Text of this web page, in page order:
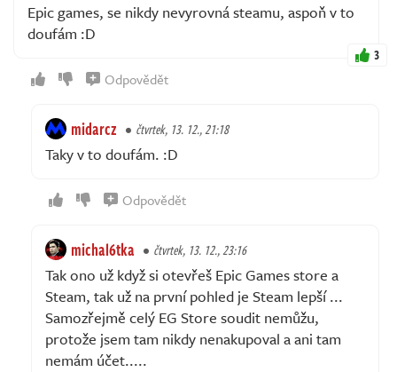
Epic games, se nikdy nevyrovná steamu, aspoň v to
doufám :D
3
Odpovědět
midarcz čtvrtek, 13. 12., 21:18
Taky v to doufám. :D
Odpovědět
michal6tka čtvrtek, 13. 12., 23:16
Tak ono už když si otevřeš Epic Games store a
Steam, tak už na první pohled je Steam lepší ...
Samozřejmě celý EG Store soudit nemůžu,
protože jsem tam nikdy nenakupoval a ani tam
nemám účet.....